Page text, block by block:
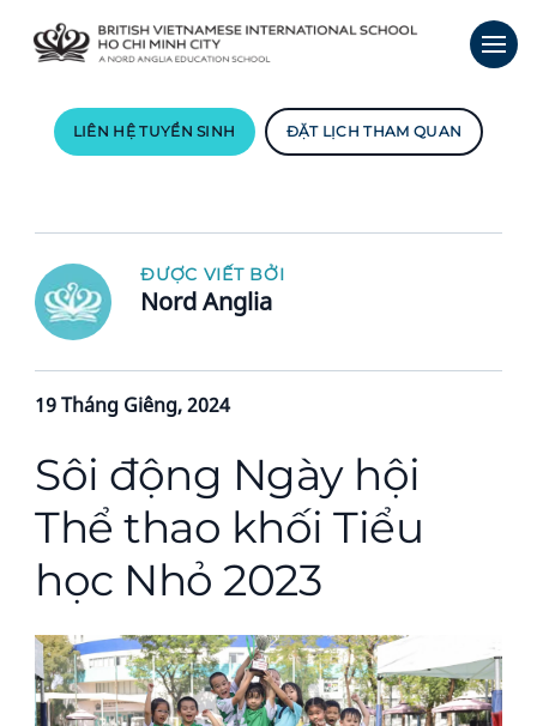
LIÊN HỆ TUYỂN SINH ĐẶT LỊCH THAM QUAN
ĐƯỢC VIẾT BỞI
Nord Anglia
19 Tháng Giêng, 2024
Sôi động Ngày hội
Thể thao khối Tiểu
học Nhỏ 2023